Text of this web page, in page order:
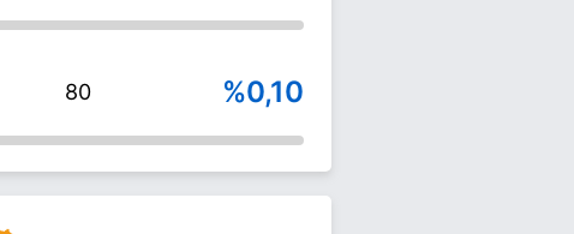
80 %0,10